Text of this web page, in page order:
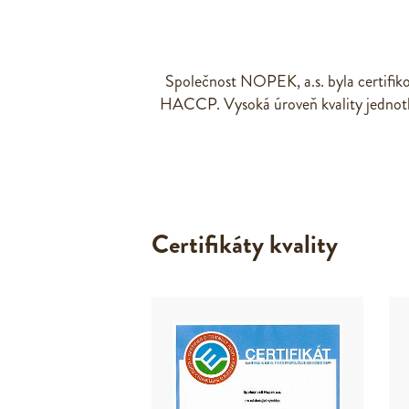
Společnost NOPEK, a.s. byla
HACCP. Vysoká úroveň kvality
Certifikáty kvality